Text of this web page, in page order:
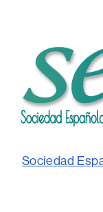
Sociedad